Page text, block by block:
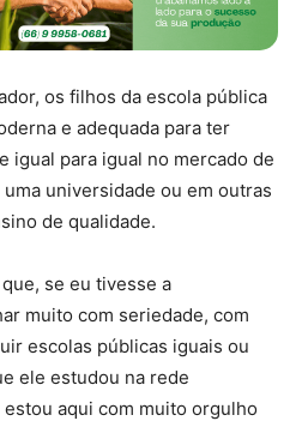
os filhos da escola pública
e adequada para ter
igual para igual no mercado de
universidade ou em outras
de qualidade.
se eu tivesse a
muito com seriedade, com
escolas públicas iguais ou
ele estudou na rede
aqui com muito orgulho